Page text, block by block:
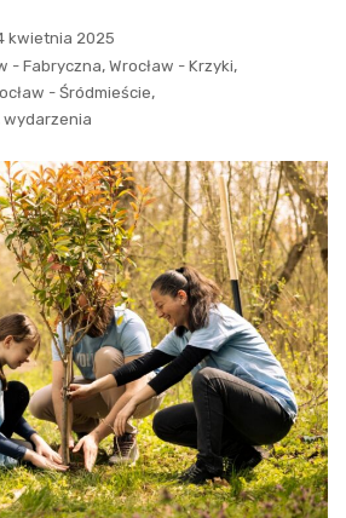
kwietnia 2025
- Fabryczna, Wrocław - Krzyki,
- Śródmieście,
wydarzenia